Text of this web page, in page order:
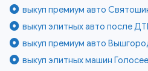
выкуп премиум авто
выкуп элитных авто после
выкуп премиум авто
выкуп элитных машин